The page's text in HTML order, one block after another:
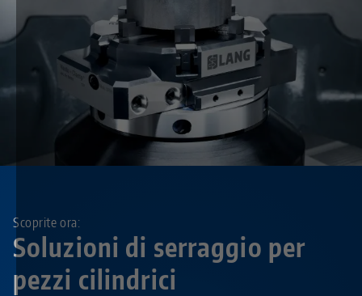
Soluzioni di serraggio per
pezzi cilindrici
Scoprite ora: